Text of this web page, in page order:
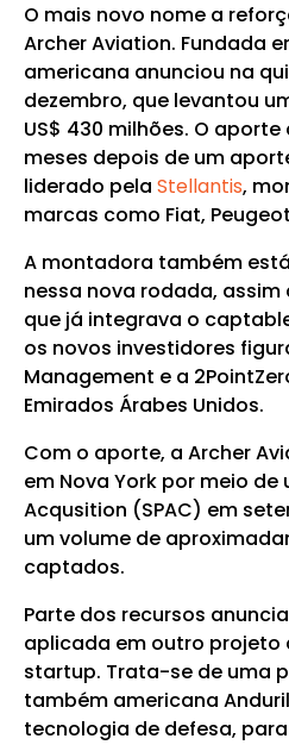
O mais novo nome a
Archer Aviation. Fundada
americana anunciou na
dezembro, que levantou
US$ 430 milhões. O
meses depois de um
liderado pela Stellantis,
marcas como Fiat,
A montadora também
nessa nova rodada, assim
que já integrava o
os novos investidores
Management e a
Emirados Árabes Unidos.
Com o aporte, a Archer
em Nova York por meio de
Acqusition (SPAC) em
um volume de
captados.
Parte dos recursos
aplicada em outro projeto
startup. Trata-se de uma
também americana
tecnologia de defesa,